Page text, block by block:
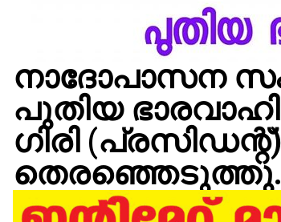
നാദോപാസന
പുതിയ
ഗിരി
തെരഞ്ഞെടുത്തു.